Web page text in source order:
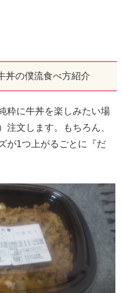
丼の僕流食べ方紹介
粋に牛丼を楽しみたい場
注文します。もちろん、
が1つ上がるごとに『だ